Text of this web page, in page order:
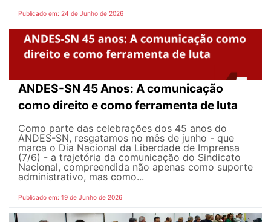
Publicado em: 24 de Junho de 2026
ANDES-SN 45 Anos: A comunicação
como direito e como ferramenta de luta
Como parte das celebrações dos 45 anos do
ANDES-SN, resgatamos no mês de junho - que
marca o Dia Nacional da Liberdade de Imprensa
(7/6) - a trajetória da comunicação do Sindicato
Nacional, compreendida não apenas como suporte
administrativo, mas como...
Publicado em: 19 de Junho de 2026